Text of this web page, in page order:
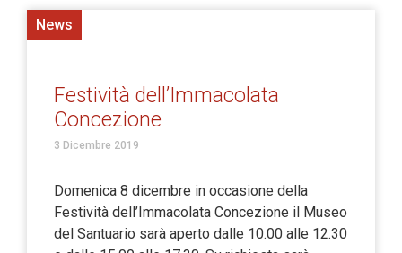
News
Festività dell’Immacolata
Concezione
3 Dicembre 2019
Domenica 8 dicembre in occasione della
Festività dell’Immacolata Concezione il Museo
del Santuario sarà aperto dalle 10.00 alle 12.30